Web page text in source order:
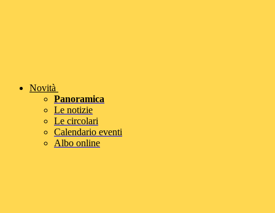
Novità
Panoramica
Le notizie
Le circolari
Calendario eventi
Albo online